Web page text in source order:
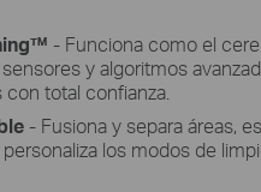
- Funciona como el
y algoritmos
total confianza.
- Fusiona y separa áreas,
los modos de